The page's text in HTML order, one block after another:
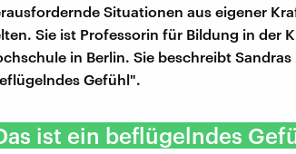
Situationen aus eigener
Sie ist Professorin für Bildung in der
in Berlin. Sie beschreibt
Gefühl".
ist ein beflügelndes